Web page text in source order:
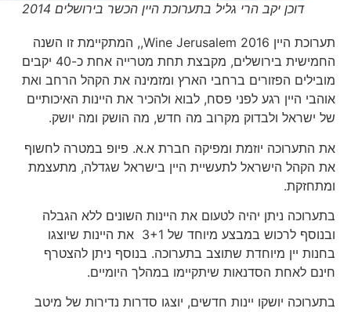
דוכן יקב הרי גליל בתערוכת היין הכשר בירושלים 2014
תערוכת היין Wine Jerusalem 2016,, המתקיימת זו השנה
החמישית בירושלים, מקבצת תחת מטרייה אחת כ-40 יקבים
מובילים הפזורים ברחבי הארץ ומזמינה את הקהל הרחב ואת
אוהבי היין רגע לפני פסח, לבוא ולהכיר את היינות האיכותיים
של ישראל ולבדוק מקרוב מה חדש, מה הושק ומה יושק.
את התערוכה יוזמת ומפיקה חברת א.א. פיופ במטרה לחשוף
את הקהל הישראל לתעשיית היין בישראל שגדלה, מתעצמת
ומתחזקת.
בתערוכה ניתן יהיה לטעום את היינות השונים ללא הגבלה
ובנוסף לרכוש במבצע מיוחד של 3+1 את היינות שיוצגו
בחנות יין מיוחדת שתוצב בתערוכה. בנוסף ניתן להצטרף
חינם לאחת הסדנאות שיתקיימו במהלך היומיים.
בתערוכה יושקו יינות חדשים, יוצגו סדרות נדירות של מיטב